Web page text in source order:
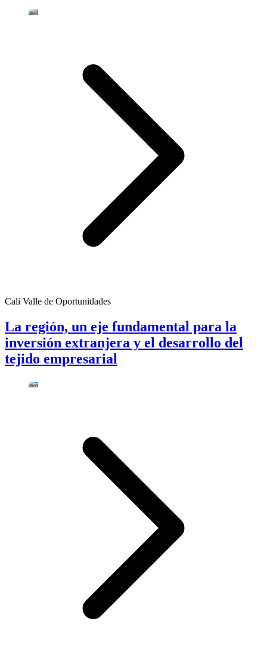
Cali Valle de Oportunidades
La región, un eje fundamental para la
inversión extranjera y el desarrollo del
tejido empresarial